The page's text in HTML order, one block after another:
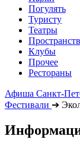
Погулять
Туристу
Театры
Клубы
Прочее
Рестораны
Афиша Санкт-
Фестивали ➔